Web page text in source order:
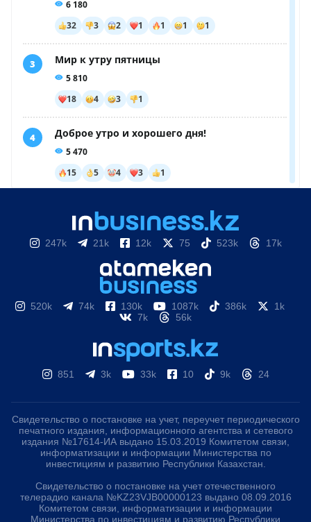
247k 21k 12k 75 523k 17k
520k 74k 130k 1087k 386k
1k
7k
56k
851 3k 33k 10 9k 24
Свидетельство о постановке на учет, переучет периодического
печатного издания, информационного агентства и сетевого
издания №17614-ИА выдано 15.03.2019 Комитетом связи,
информатизации и информации Министерства по
инвестициям и развитию Республики Казахстан.
Свидетельство о постановке на учет отечественного
телерадио канала №KZ23VJB00000123 выдано 08.09.2016
Комитетом связи, информатизации и информации
Министерства по инвестициям и развитию Республики